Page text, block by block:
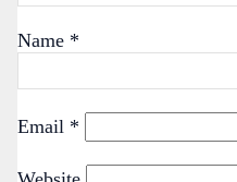
Name *
Email *